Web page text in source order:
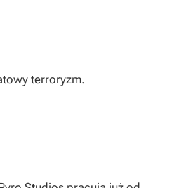
terroryzm.